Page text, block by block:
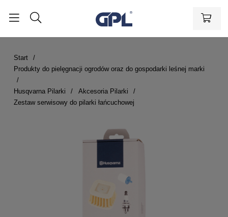
Start
Produkty do pielęgnacji ogrodów oraz do gospodarki leśnej marki
Husqvarna Pilarki
Akcesoria Pilarki
Zestaw serwisowy do pilarki łańcuchowej